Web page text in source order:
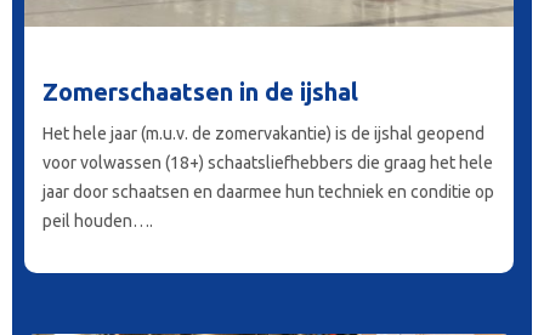
Zomerschaatsen in de ijshal
Het hele jaar (m.u.v. de zomervakantie) is de ijshal geopend
voor volwassen (18+) schaatsliefhebbers die graag het hele
jaar door schaatsen en daarmee hun techniek en conditie op
peil houden….